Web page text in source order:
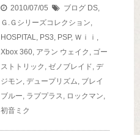
2010/07/05 ブログ DS,
Ｇ.Ｇシリーズコレクション,
HOSPITAL, PS3, PSP, Ｗｉｉ ,
Xbox 360, アラン ウェイク , ゴー
ストトリック , ゼノブレイド, デ
ジモン, デュープリズム, ブレイ
ブルー, ラブプラス, ロックマン,
初音ミク